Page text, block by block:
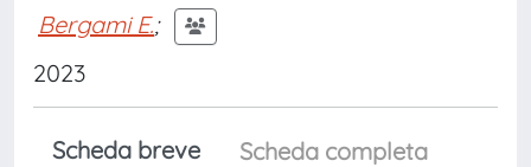
Bergami E.;
2023
Scheda breve
Scheda completa